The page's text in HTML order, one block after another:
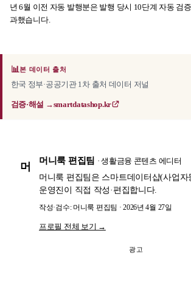
년 6월 이전 자동 발행분은 발행 당시 10단계 자동 검
과했습니다.
📊본 데이터 출처
한국 정부·공공기관 1차 출처 데이터 저널
검증·해설 →smartdatashop.kr
머
머니룩 편집팀 · 생활금융 콘텐츠 에디터
머니룩 편집팀은 스마트데이터샵(사업자
운영진이 직접 작성·편집합니다.
작성·검수: 머니룩 편집팀 · 2026년 4월 27일
프로필 전체 보기 →
광고